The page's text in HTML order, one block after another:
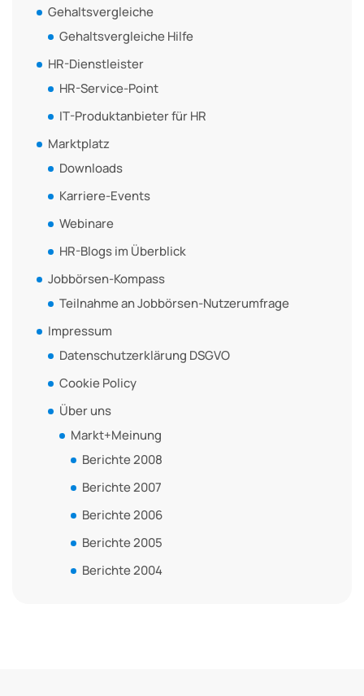
Gehaltsvergleiche
Gehaltsvergleiche Hilfe
HR-Dienstleister
HR-Service-Point
IT-Produktanbieter für HR
Marktplatz
Downloads
Karriere-Events
Webinare
HR-Blogs im Überblick
Jobbörsen-Kompass
Teilnahme an Jobbörsen-Nutzerumfrage
Impressum
Datenschutzerklärung DSGVO
Cookie Policy
Über uns
Markt+Meinung
Berichte 2008
Berichte 2007
Berichte 2006
Berichte 2005
Berichte 2004